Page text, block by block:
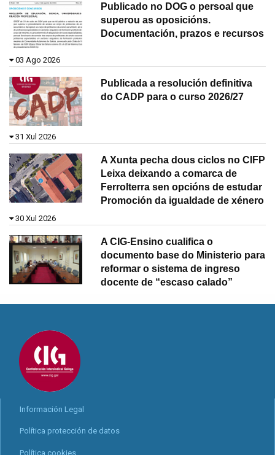
Publicado no DOG o persoal que
superou as oposicións.
Documentación, prazos e recursos
03 Ago 2026
Publicada a resolución definitiva
do CADP para o curso 2026/27
31 Xul 2026
A Xunta pecha dous ciclos no CIFP
Leixa deixando a comarca de
Ferrolterra sen opcións de estudar
Promoción da igualdade de xénero
30 Xul 2026
A CIG-Ensino cualifica o
documento base do Ministerio para
reformar o sistema de ingreso
docente de “escaso calado”
Información Legal
Política protección de datos
Política cookies